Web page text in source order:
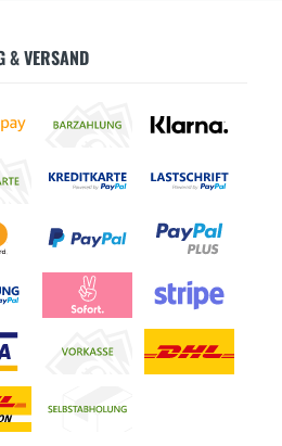
& VERSAND